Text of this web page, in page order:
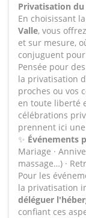
Privatisation du
En choisissant la
Valle, vous
et sur mesure,
conjuguent
Pensée pour
la privatisation
proches ou vos
en toute liberté
célébrations
prennent ici
✨ Événements
Mariage ·
massage…) ·
Pour les
la privatisation
déléguer
confiant ces